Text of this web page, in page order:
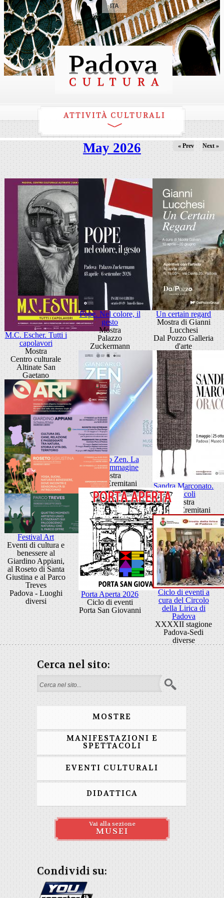
ITA
ATTIVITÀ CULTURALI
May 2026 « Prev Next »
M.C. Escher. Tutti i
capolavori
Mostra
Centro culturale
Altinate San
Gaetano
Pope. Nel colore, il
gesto
Mostra
Palazzo
Zuckermann
Un certain regard
Mostra di Gianni
Lucchesi
Dal Pozzo Galleria
d'arte
Giancarlo Zen. La
luce fa l'immagine
Mostra
Museo Eremitani
Sandra Marconato.
Oracoli
Mostra
Museo Eremitani
Festival Art
Eventi di cultura e
benessere al
Giardino Appiani,
al Roseto di Santa
Giustina e al Parco
Treves
Padova - Luoghi
diversi
Porta Aperta 2026
Ciclo di eventi
Porta San Giovanni
Ciclo di eventi a
cura del Circolo
della Lirica di
Padova
XXXXII stagione
Padova-Sedi
diverse
Cerca nel sito:
Search form
MOSTRE
MANIFESTAZIONI E
SPETTACOLI
EVENTI CULTURALI
DIDATTICA
Vai alla sezione
MUSEI
Condividi su: